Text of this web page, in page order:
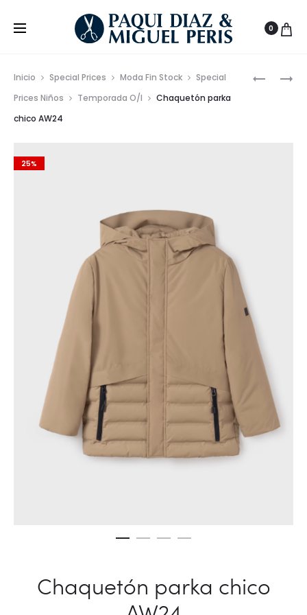
0
Inicio Special Prices Moda Fin Stock
Special
Prices Niños
Temporada O/I
Chaquetón parka
chico AW24
25%
Chaquetón parka chico